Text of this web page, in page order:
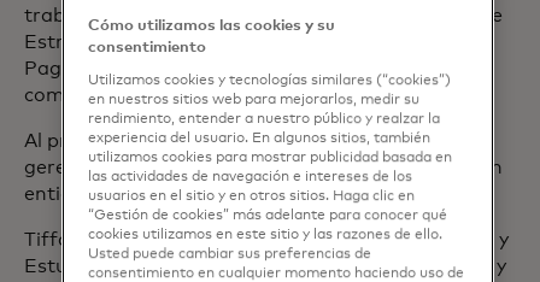
trabajó en JP Morgan Chase tanto en su equipo de
Estrategia Corporativa como en su división de
Pagos (gestión de tesorería y servicios para
comercios).
Al principio de su carrera, Tiffany estuvo en la
gerencia de Deloitte Consulting, donde trabajó con
entidades del sector gubernamental y privado.
Tiffany tiene una licenciatura en Ciencias Políticas y
Estudios Internacionales de la Universidad de Yale y
Cómo utilizamos las cookies y su
consentimiento
Utilizamos cookies y tecnologías similares (“cookies”)
en nuestros sitios web para mejorarlos, medir su
rendimiento, entender a nuestro público y realzar la
experiencia del usuario. En algunos sitios, también
utilizamos cookies para mostrar publicidad basada en
las actividades de navegación e intereses de los
usuarios en el sitio y en otros sitios. Haga clic en
“Gestión de cookies” más adelante para conocer qué
cookies utilizamos en este sitio y las razones de ello.
Usted puede cambiar sus preferencias de
consentimiento en cualquier momento haciendo uso de